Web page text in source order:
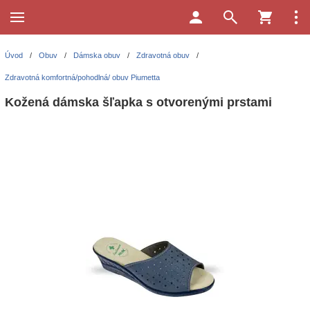
Úvod / Obuv / Dámska obuv / Zdravotná obuv /
Zdravotná komfortná/pohodlná/ obuv Piumetta
Kožená dámska šľapka s otvorenými prstami